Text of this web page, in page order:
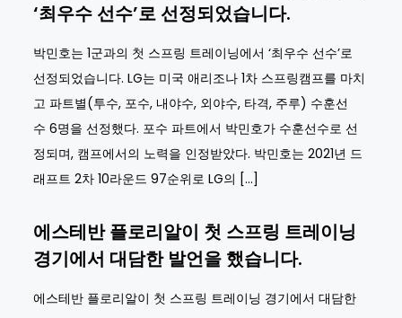
‘최우수 선수’로 선정되었습니다.
박민호는 1군과의 첫 스프링 트레이닝에서 ‘최우수 선수’로
선정되었습니다. LG는 미국 애리조나 1차 스프링캠프를 마치
고 파트별(투수, 포수, 내야수, 외야수, 타격, 주루) 수훈선
수 6명을 선정했다. 포수 파트에서 박민호가 수훈선수로 선
정되며, 캠프에서의 노력을 인정받았다. 박민호는 2021년 드
래프트 2차 10라운드 97순위로 LG의 […]
에스테반 플로리알이 첫 스프링 트레이닝
경기에서 대담한 발언을 했습니다.
에스테반 플로리알이 첫 스프링 트레이닝 경기에서 대담한